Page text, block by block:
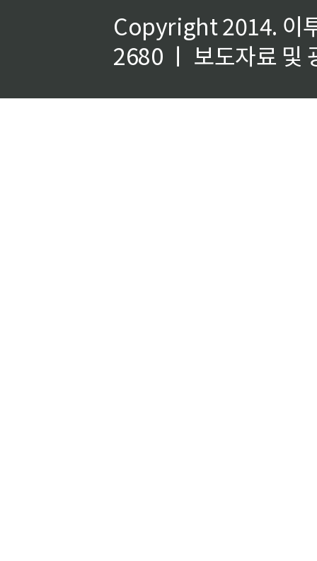
Copyright 2014. 이
2680 ㅣ 보도자료